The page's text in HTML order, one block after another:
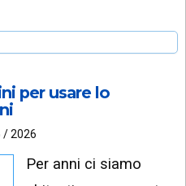
per usare lo
/ 2026
Per anni ci siamo